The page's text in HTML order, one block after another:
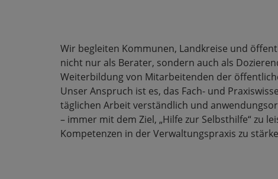
Wir begleiten Kommunen, Landkreise und
nicht nur als Berater, sondern auch als
Weiterbildung von Mitarbeitenden der
Unser Anspruch ist es, das Fach- und
täglichen Arbeit verständlich und
– immer mit dem Ziel, „Hilfe zur Selbsthilfe“ zu
Kompetenzen in der Verwaltungspraxis zu